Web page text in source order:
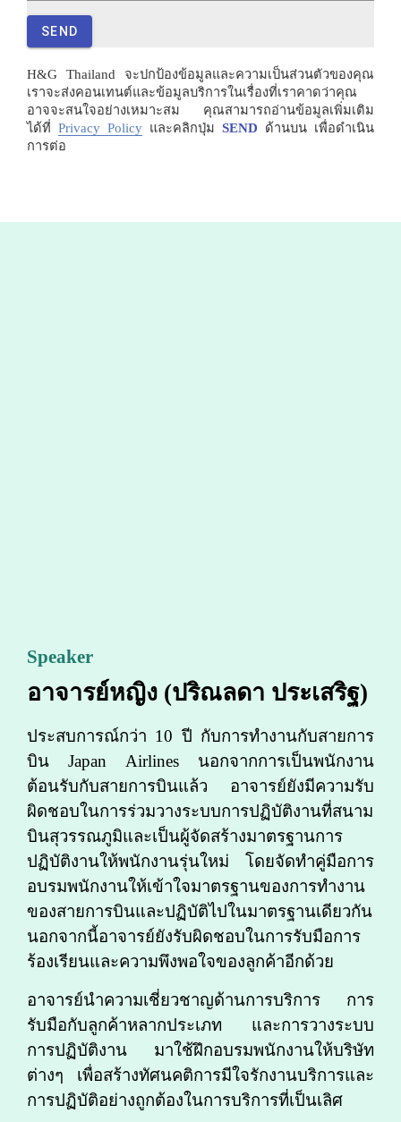
SEND
H&G Thailand จะปกป้องข้อมูลและความเป็นส่วนตัวของคุณ
เราจะส่งคอนเทนต์และข้อมูลบริการในเรื่องที่เราคาดว่าคุณ
อาจจะสนใจอย่างเหมาะสม คุณสามารถอ่านข้อมูลเพิ่มเติม
ได้ที่ Privacy Policy และคลิกปุ่ม SEND ด้านบน เพื่อดำเนิน
การต่อ
Speaker
อาจารย์หญิง (ปริณลดา ประเสริฐ)
ประสบการณ์กว่า 10 ปี กับการทำงานกับสายการ
บิน Japan Airlines นอกจากการเป็นพนักงาน
ต้อนรับกับสายการบินแล้ว อาจารย์ยังมีความรับ
ผิดชอบในการร่วมวางระบบการปฏิบัติงานที่สนาม
บินสุวรรณภูมิและเป็นผู้จัดสร้างมาตรฐานการ
ปฏิบัติงานให้พนักงานรุ่นใหม่ โดยจัดทำคู่มือการ
อบรมพนักงานให้เข้าใจมาตรฐานของการทำงาน
ของสายการบินและปฏิบัติไปในมาตรฐานเดียวกัน
นอกจากนี้อาจารย์ยังรับผิดชอบในการรับมือการ
ร้องเรียนและความพึงพอใจของลูกค้าอีกด้วย
อาจารย์นำความเชี่ยวชาญด้านการบริการ การ
รับมือกับลูกค้าหลากประเภท และการวางระบบ
การปฏิบัติงาน มาใช้ฝึกอบรมพนักงานให้บริษัท
ต่างๆ เพื่อสร้างทัศนคติการมีใจรักงานบริการและ
การปฏิบัติอย่างถูกต้องในการบริการที่เป็นเลิศ